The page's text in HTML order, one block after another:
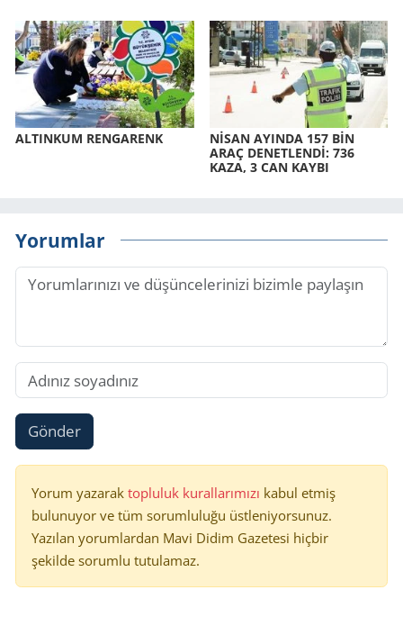
AL­TIN­KUM REN­GA­RENK
NİSAN AYIN­DA 157 BİN
ARAÇ DE­NET­LENDİ: 736
KAZA, 3 CAN KAYBI
Yorumlar
Gönder
Yorum yazarak topluluk kurallarımızı kabul etmiş
bulunuyor ve tüm sorumluluğu üstleniyorsunuz.
Yazılan yorumlardan Mavi Didim Gazetesi hiçbir
şekilde sorumlu tutulamaz.